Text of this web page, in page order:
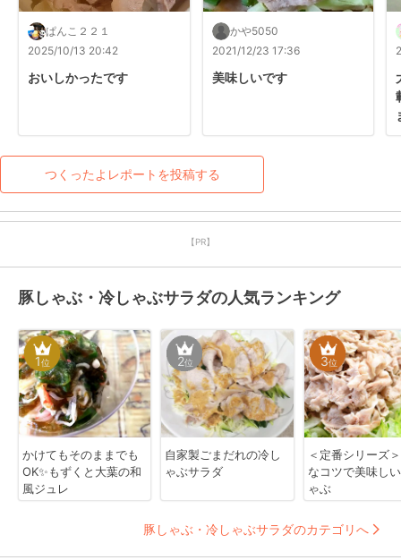
ぱんこ２２１
2025/10/13 20:42
おいしかったです
かや5050
2021/12/23 17:36
美味しいです
つくったよレポートを投稿する
【PR】
豚しゃぶ・冷しゃぶサラダの人気ランキング
1位
かけてもそのままでも
OK✨もずくと大葉の和
風ジュレ
2位
自家製ごまだれの冷し
ゃぶサラダ
3位
＜定番シリーズ
なコツで美味し
ゃぶ
豚しゃぶ・冷しゃぶサラダのカテゴリへ